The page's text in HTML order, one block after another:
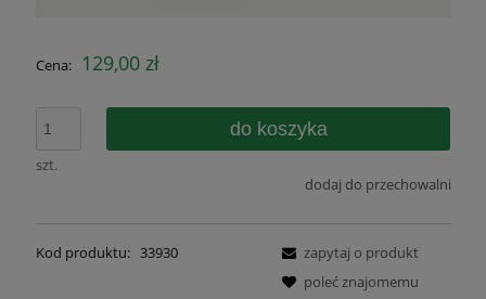
Cena: 129,00 zł
szt.
do koszyka
dodaj do przechowalni
Kod produktu: 33930
zapytaj o produkt
poleć znajomemu